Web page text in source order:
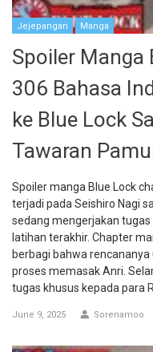
Jejepangan Manga
Spoiler Manga
306 Bahasa
ke Blue Lock
Tawaran
Spoiler manga Blue Lock
terjadi pada Seishiro Nagi
sedang mengerjakan
latihan terakhir. Chapter
berbagi bahwa
proses memasak Anri.
tugas khusus kepada para
June 9, 2025 Sorenamoo